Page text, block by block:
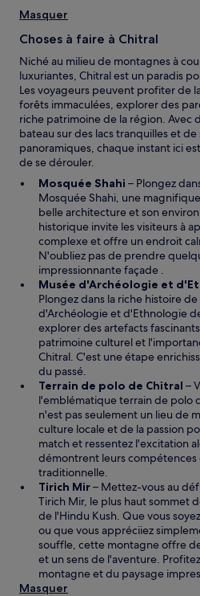
e
n
ê
t
r
e
n
n
o
u
v
e
l
l
f
e
n
ê
t
r
e
Masquer
Choses à faire à Chitral
Niché au milieu de montagnes à
luxuriantes, Chitral est un paradis
Les voyageurs peuvent profiter de
forêts immaculées, explorer des
riche patrimoine de la région. Avec
bateau sur des lacs tranquilles et
panoramiques, chaque instant ici
de se dérouler.
Mosquée Shahi – Plongez
Mosquée Shahi, une
belle architecture et son
historique invite les visiteurs à
complexe et offre un endroit
N'oubliez pas de prendre
impressionnante façade .
Musée d'Archéologie et
Plongez dans la riche histoire
d'Archéologie et d'Ethnologie
explorer des artefacts
patrimoine culturel et
Chitral. C'est une étape
du passé.
Terrain de polo de Chitral –
l'emblématique terrain de polo
n'est pas seulement un lieu de
culture locale et de la passion
match et ressentez l'excitation
démontrent leurs
traditionnelle.
Tirich Mir– Mettez-vous au
Tirich Mir, le plus haut sommet
de l'Hindu Kush. Que vous
ou que vous appréciiez
souffle, cette montagne offre
et un sens de l'aventure.
montagne et du paysage
Masquer